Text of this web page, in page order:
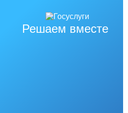
Решаем вместе